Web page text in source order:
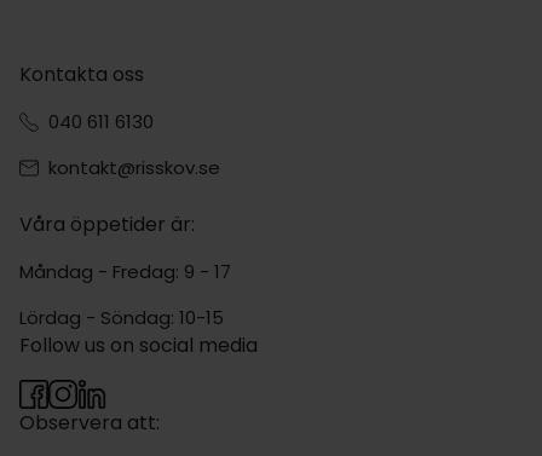
Kontakta oss
040 611 6130
kontakt@risskov.se
Våra öppetider är:
Måndag - Fredag: 9 - 17
Lördag - Söndag: 10-15
Observera att:
Follow us on social media